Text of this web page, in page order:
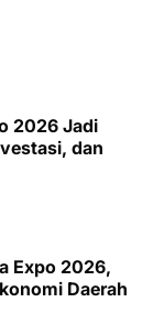
2026 Jadi
dan
Expo 2026,
Daerah